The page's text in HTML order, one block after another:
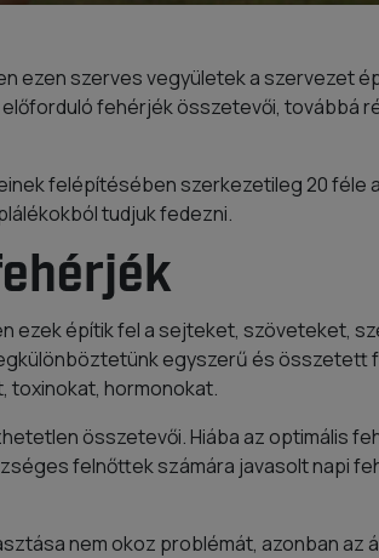
ezen szerves vegyületek a szervezet
fehérjék összetevői, továbbá
felépítésében szerkezetileg 20 féle
tudjuk fedezni.
ezek építik fel a sejteket, szöveteket,
egyszerű és összetett
hormonokat.
összetevői. Hiába az optimális
felnőttek számára javasolt napi
nem okoz problémát, azonban az